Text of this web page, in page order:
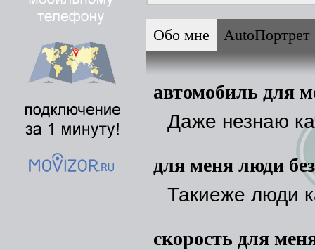
Обо мне AutoПортрет
автомобиль для
Даже незнаю
для меня люди
Такиеже люди
скорость для